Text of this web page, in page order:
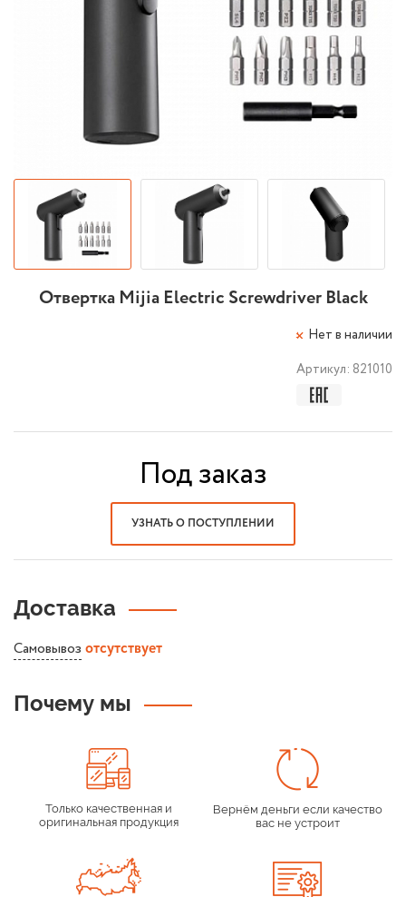
Отвертка Mijia Electric Screwdriver Black
Нет в наличии
Артикул: 821010
Под заказ
УЗНАТЬ О ПОСТУПЛЕНИИ
Доставка
Самовывоз отсутствует
Почему мы
Только качественная и
оригинальная продукция
Вернём деньги если качество
вас не устроит